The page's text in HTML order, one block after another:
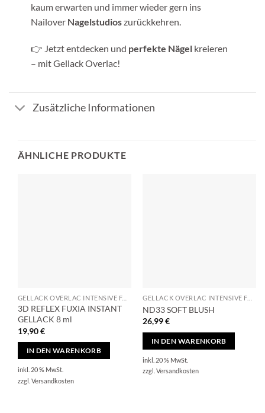
kaum erwarten und immer wieder gern ins
Nailover Nagelstudioszurückkehren.
👉 Jetzt entdecken und perfekte Nägelkreieren
– mit Gellack Overlac!
Zusätzliche Informationen
ÄHNLICHE PRODUKTE
GELLACK OVERLAC INTENSIVE FARBEN, PERFEKTE DECKKRAFT
3D REFLEX FUXIA INSTANT
GELLACK 8 ml
19,90€
IN DEN WARENKORB
inkl. 20 % MwSt.
zzgl. Versandkosten
GELLACK OVERLAC INTENSIVE FARBEN, PERFEKTE DECKKRAFT
ND33 SOFT BLUSH
26,99€
IN DEN WARENKORB
inkl. 20 % MwSt.
zzgl.Versandkosten